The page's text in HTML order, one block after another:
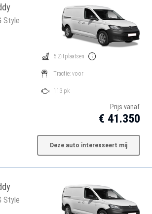
Style
5 Zitplaatsen
Tractie: voor
113 pk
Prijs vanaf
€ 41.350
Deze auto interesseert mij
Style